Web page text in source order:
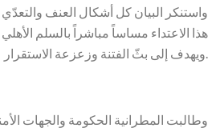
واستنكر البيان كل أشكال العنف
هذا الاعتداء مساساً مباشراً بالسلم
ويهدف إلى بثّ الفتنة وزعزعة الاستقرار.
وطالبت المطرانية الحكومة والجهات